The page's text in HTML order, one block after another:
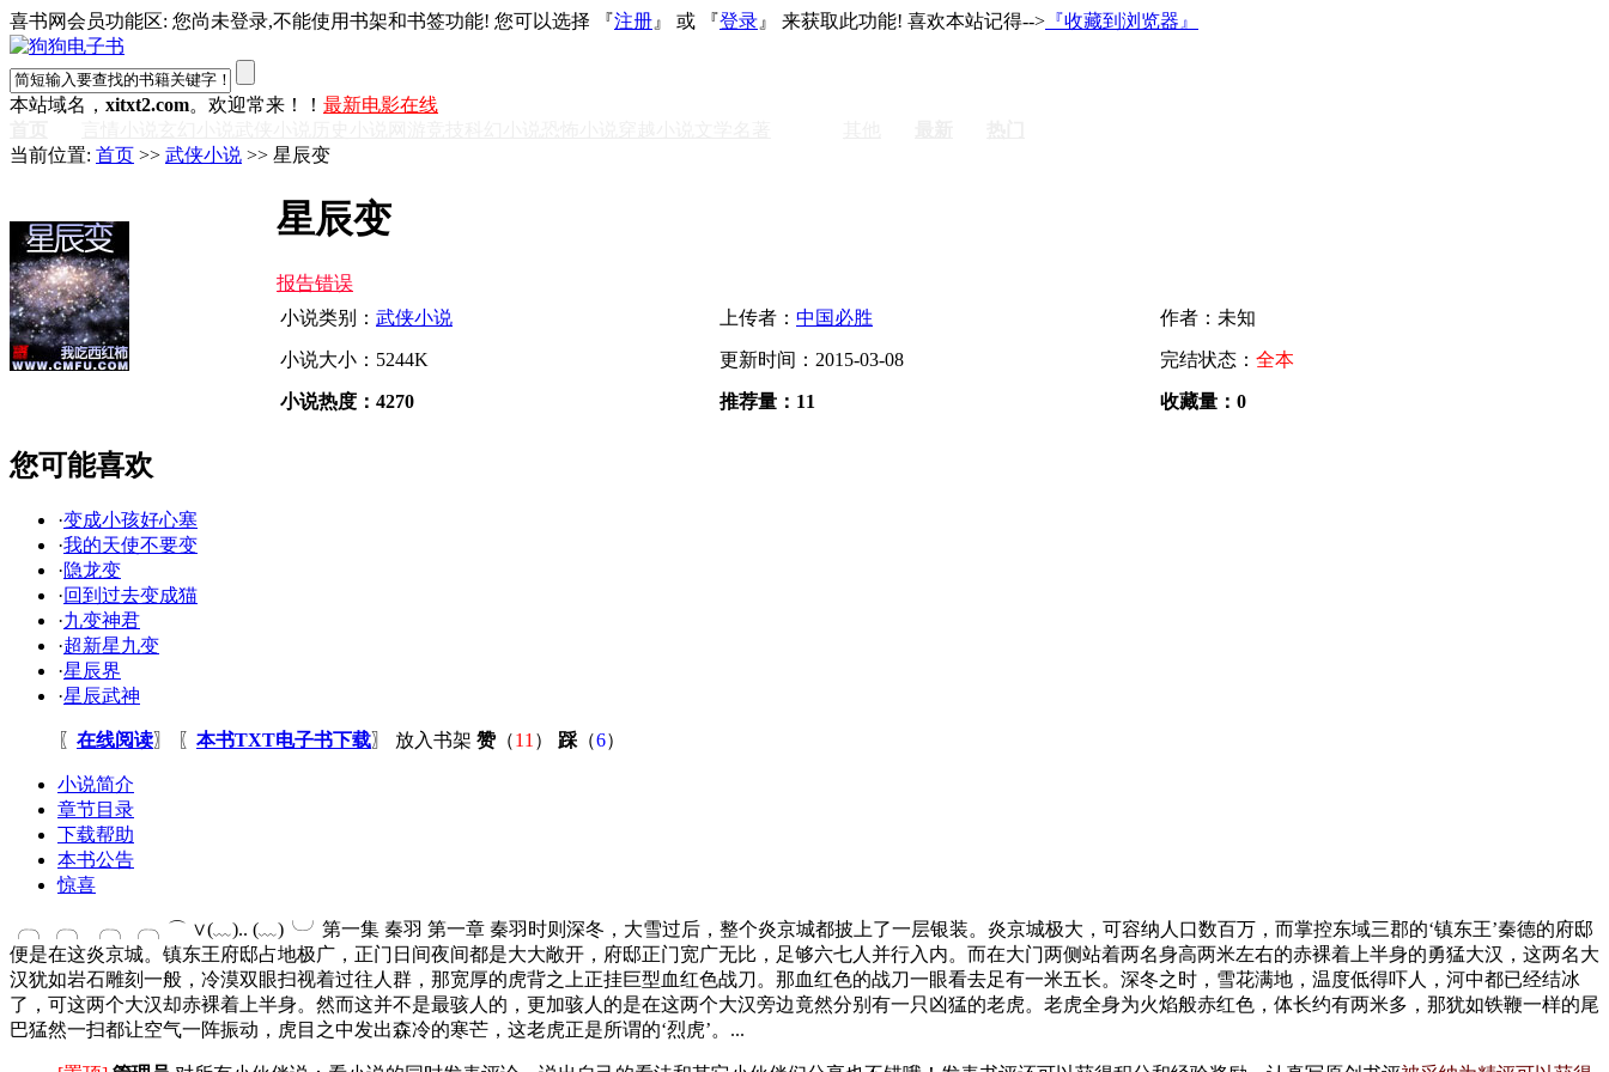
喜书网会员功能区: 您尚未登录,不能使用书架和书签功能! 您可以选择 『注册 』 或 『登录 』 来获取此功能! 喜欢本站记得--> 『收藏到浏览器』
本站域名， xitxt2.com。欢迎常来！！ 最新电影在线
当前位置: 首页 >> 武侠小说 >> 星辰变
星辰变
报告错误
小说类别： 武侠小说 上传者： 中国必胜 作者：未知
小说大小：5244K 更新时间：2015-03-08 完结状态： 全本
小说热度：4270 推荐量：11 收藏量：0
您可能喜欢
·变成小孩好心塞
·我的天使不要变
·隐龙变
·回到过去变成猫
·九变神君
·超新星九变
·星辰界
·星辰武神
〖 在线阅读〗 〖 本书TXT电子书下载〗 放入书架 赞（11 ） 踩 （6）
小说简介
章节目录
下载帮助
本书公告
惊喜
╭╮╭╮ ╭╮╭╮⌒ ∨(﹏).. (﹏)╰╯第一集 秦羽 第一章 秦羽时则深冬，大雪过后，整个炎京城都披上了一层银装。炎京城极大，可容纳人口数百万，而掌控东域三郡的‘镇东王’秦德的府邸
便是在这炎京城。镇东王府邸占地极广，正门日间夜间都是大大敞开，府邸正门宽广无比，足够六七人并行入内。而在大门两侧站着两名身高两米左右的赤裸着上半身的勇猛大汉，这两名大
汉犹如岩石雕刻一般，冷漠双眼扫视着过往人群，那宽厚的虎背之上正挂巨型血红色战刀。那血红色的战刀一眼看去足有一米五长。深冬之时，雪花满地，温度低得吓人，河中都已经结冰
了，可这两个大汉却赤裸着上半身。然而这并不是最骇人的，更加骇人的是在这两个大汉旁边竟然分别有一只凶猛的老虎。老虎全身为火焰般赤红色，体长约有两米多，那犹如铁鞭一样的尾
巴猛然一扫都让空气一阵振动，虎目之中发出森冷的寒芒，这老虎正是所谓的‘烈虎’。...